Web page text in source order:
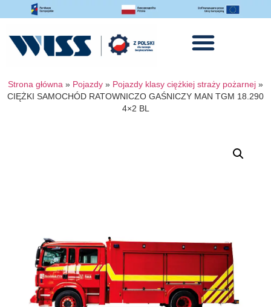
Strona główna » Pojazdy » Pojazdy klasy ciężkiej straży pożarnej »
CIĘŻKI SAMOCHÓD RATOWNICZO GAŚNICZY MAN TGM 18.290
4×2 BL